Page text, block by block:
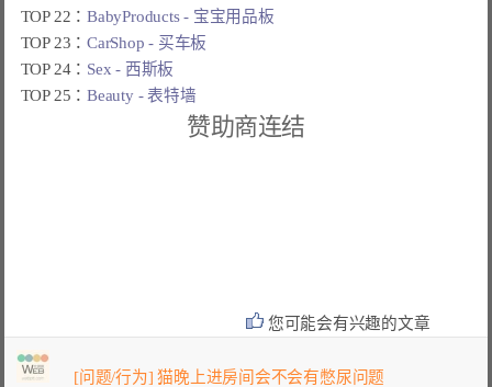
TOP 22：BabyProducts - 宝宝用品板
TOP 23：CarShop - 买车板
TOP 24： Sex - 西斯板
TOP 25：Beauty - 表特墙
赞助商连结
您可能会有兴趣的文章
[问题/行为] 猫晚上进房间会不会有憋尿问题